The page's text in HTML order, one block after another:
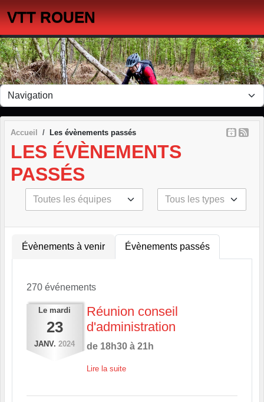
VTT ROUEN
Accueil Les évènements passés
LES ÉVÈNEMENTS
PASSÉS
Évènements à venir Évènements passés
270 événements
Le mardi
23
JANV. 2024
Réunion conseil
d'administration
de 18h30 à 21h
Lire la suite